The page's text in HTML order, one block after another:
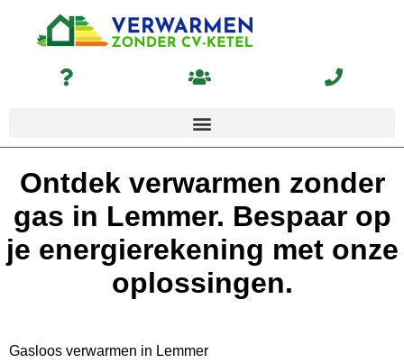
Ontdek verwarmen zonder
gas in Lemmer. Bespaar op
je energierekening met onze
oplossingen.
Gasloos verwarmen in Lemmer